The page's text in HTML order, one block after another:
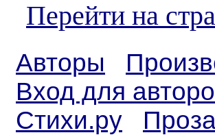
Перейти на
Авторы
Вход для
Стихи.ру